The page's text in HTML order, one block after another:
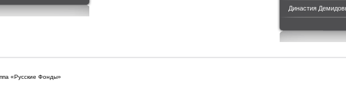
Династия
«Русские Фонды»